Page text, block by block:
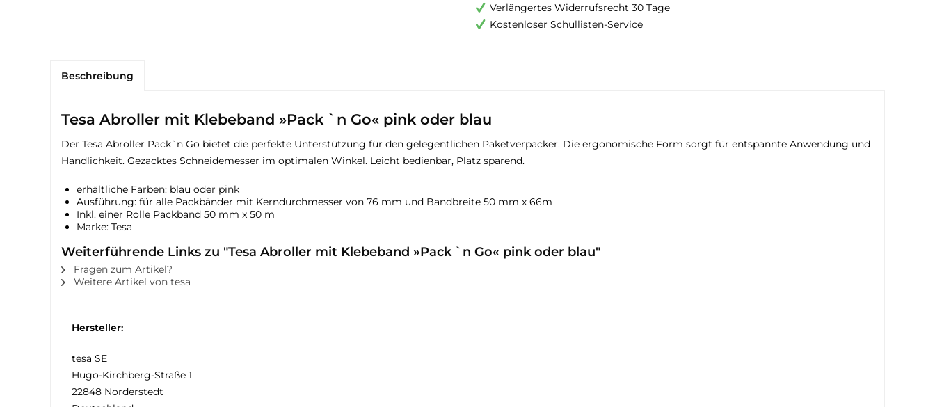
Verlängertes Widerrufsrecht 30 Tage
Kostenloser Schullisten-Service
Beschreibung
Tesa Abroller mit Klebeband »Pack `n Go« pink oder blau
Der Tesa Abroller Pack`n Go bietet die perfekte Unterstützung für den gelegentlichen Paketverpacker. Die ergonomische Form sorgt für entspannte Anwendung und
Handlichkeit. Gezacktes Schneidemesser im optimalen Winkel. Leicht bedienbar, Platz sparend.
erhältliche Farben: blau oder pink
Ausführung: für alle Packbänder mit Kerndurchmesser von 76 mm und Bandbreite 50 mm x 66m
Inkl. einer Rolle Packband 50 mm x 50 m
Marke: Tesa
Weiterführende Links zu "Tesa Abroller mit Klebeband »Pack `n Go« pink oder blau"
Fragen zum Artikel?
Weitere Artikel von tesa
Hersteller:
tesa SE
Hugo-Kirchberg-Straße 1
22848 Norderstedt